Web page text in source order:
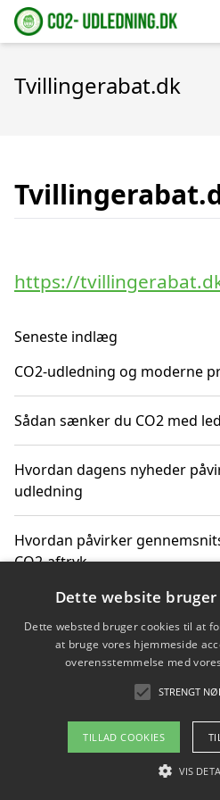
Tvillingerabat.dk
https://
Seneste indlæg
CO2-udledning og moderne
Sådan sænker du CO2 med
Hvordan dagens nyheder
udledning
Hvordan påvirker
CO2-aftryk
Hvordan nyheder om CO2-
hverdag
Om / kontakt
Blog
Dette website
Dette websted bruger cookies til at
at bruge vores hjemmeside
overensstemmelse med
STRENGT
TILLAD COOKIES
VIS